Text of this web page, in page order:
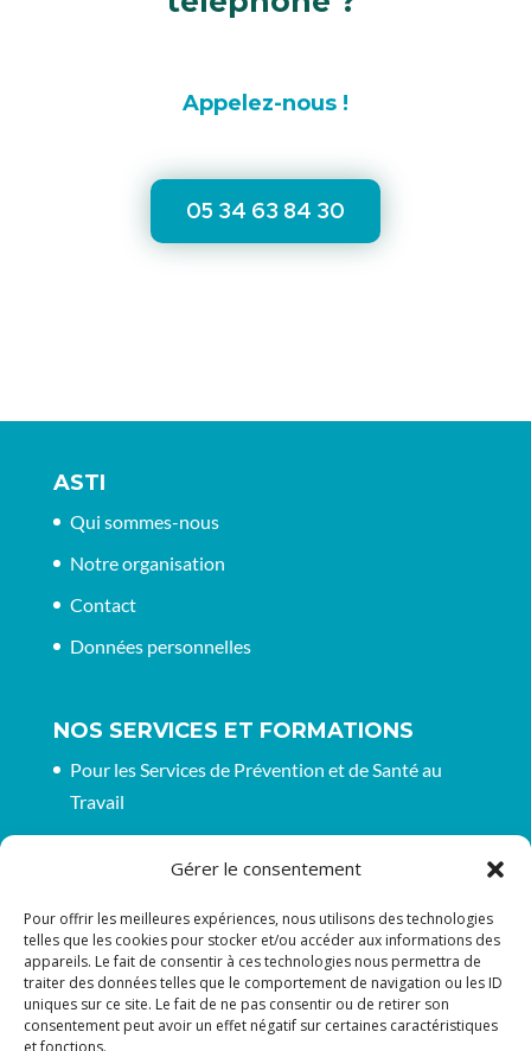
Gérer le consentement
Pour offrir les meilleures expériences, nous utilisons des technologies
telles que les cookies pour stocker et/ou accéder aux informations des
appareils. Le fait de consentir à ces technologies nous permettra de
traiter des données telles que le comportement de navigation ou les ID
uniques sur ce site. Le fait de ne pas consentir ou de retirer son
consentement peut avoir un effet négatif sur certaines caractéristiques
et fonctions.
Appelez-nous !
05 34 63 84 30
ASTI
Qui sommes-nous
Notre organisation
Contact
Données personnelles
NOS SERVICES ET FORMATIONS
Pour les Services de Prévention et de Santé au
Travail
RESTONS EN CONTACT
Suivez-nous sur les réseaux